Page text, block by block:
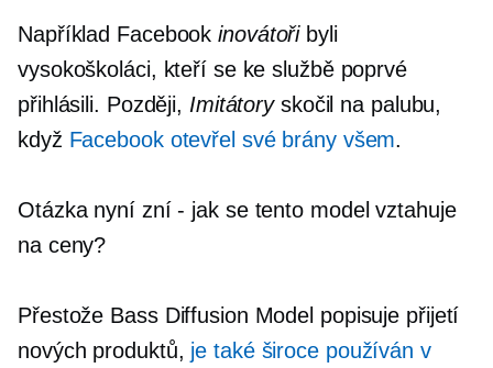
Například Facebookinovátoři byli
vysokoškoláci, kteří se ke službě poprvé
přihlásili. Později, Imitátoryskočil na palubu,
když Facebook otevřel své brány všem.
Otázka nyní zní- jak se tento model vztahuje
na ceny?
Přestože Bass Diffusion Model popisuje přijetí
nových produktů, je také široce používán v